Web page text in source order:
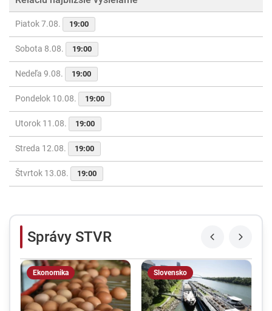
Piatok 7.08. 19:00
Sobota 8.08. 19:00
Nedeľa 9.08. 19:00
Pondelok 10.08. 19:00
Utorok 11.08. 19:00
Streda 12.08. 19:00
Štvrtok 13.08. 19:00
Správy STVR
Ekonomika Slovensko